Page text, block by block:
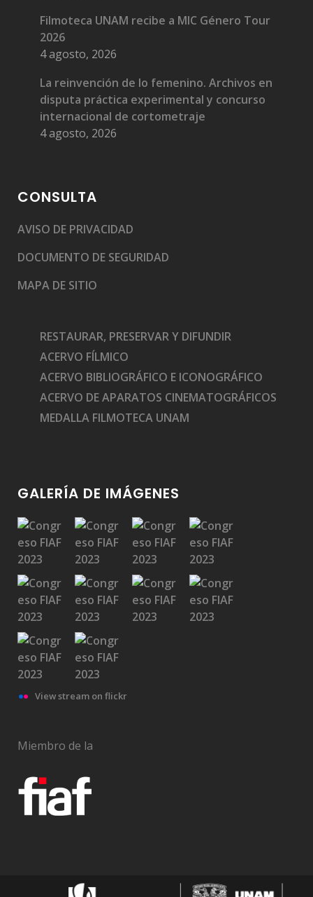
Filmoteca UNAM recibe a MIC Género Tour
2026
4 agosto, 2026
La reinvención de lo femenino. Archivos en
disputa práctica experimental y concurso
internacional de cortometraje
4 agosto, 2026
CONSULTA
AVISO DE PRIVACIDAD
DOCUMENTO DE SEGURIDAD
MAPA DE SITIO
RESTAURAR, PRESERVAR Y DIFUNDIR
ACERVO FÍLMICO
ACERVO BIBLIOGRÁFICO E ICONOGRÁFICO
ACERVO DE APARATOS CINEMATOGRÁFICOS
MEDALLA FILMOTECA UNAM
GALERÍA DE IMÁGENES
View stream on flickr
Miembro de la